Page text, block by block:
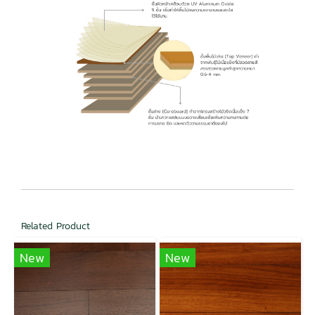
Related Product
New New